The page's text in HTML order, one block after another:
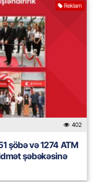
Reklam
402
şöbə və 1274 ATM
şəbəkəsinə